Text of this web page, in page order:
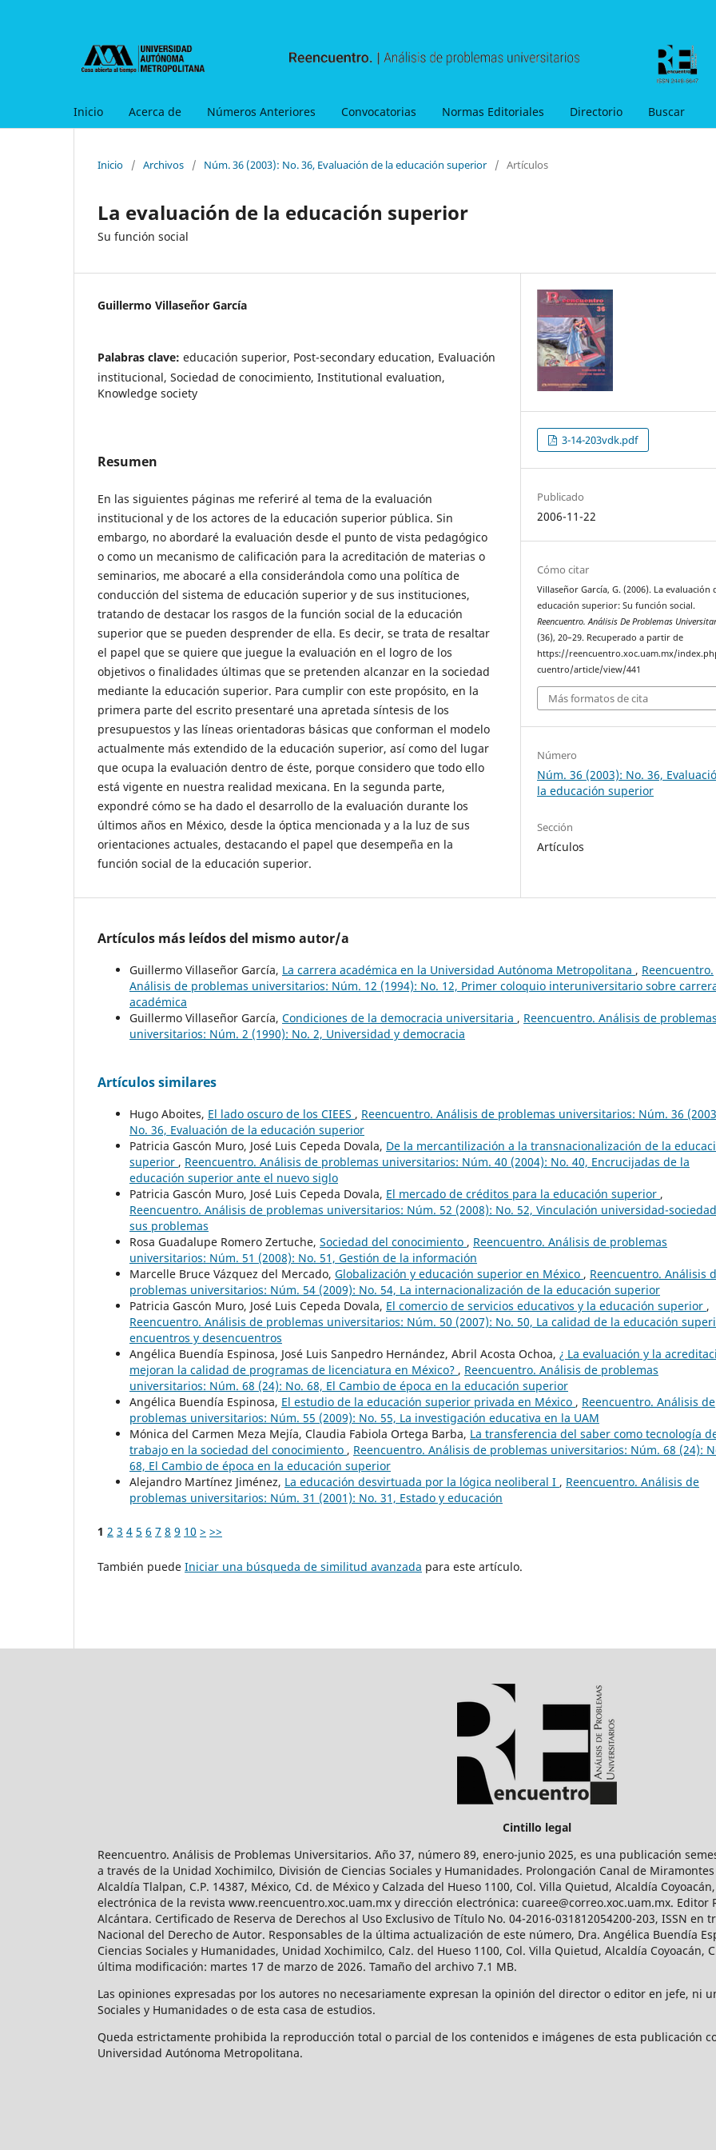
Inicio Acerca de Números Anteriores Convocatorias Normas Editoriales Directorio Buscar
Inicio / Archivos / Núm. 36 (2003): No. 36, Evaluación de la educación superior / Artículos
La evaluación de la educación superior
Su función social
Guillermo Villaseñor García
Palabras clave: educación superior, Post-secondary education, Evaluación
institucional, Sociedad de conocimiento, Institutional evaluation,
Knowledge society
Resumen
En las siguientes páginas me referiré al tema de la evaluación
institucional y de los actores de la educación superior pública. Sin
embargo, no abordaré la evaluación desde el punto de vista pedagógico
o como un mecanismo de calificación para la acreditación de materias o
seminarios, me abocaré a ella considerándola como una política de
conducción del sistema de educación superior y de sus instituciones,
tratando de destacar los rasgos de la función social de la educación
superior que se pueden desprender de ella. Es decir, se trata de resaltar
el papel que se quiere que juegue la evaluación en el logro de los
objetivos o finalidades últimas que se pretenden alcanzar en la sociedad
mediante la educación superior. Para cumplir con este propósito, en la
primera parte del escrito presentaré una apretada síntesis de los
presupuestos y las líneas orientadoras básicas que conforman el modelo
actualmente más extendido de la educación superior, así como del lugar
que ocupa la evaluación dentro de éste, porque considero que todo ello
está vigente en nuestra realidad mexicana. En la segunda parte,
expondré cómo se ha dado el desarrollo de la evaluación durante los
últimos años en México, desde la óptica mencionada y a la luz de sus
orientaciones actuales, destacando el papel que desempeña en la
función social de la educación superior.
3-14-203vdk.pdf
Publicado
2006-11-22
Cómo citar
Villaseñor García, G. (2006). La evaluación
educación superior: Su función social.
Reencuentro. Análisis De Problemas
(36), 20–29. Recuperado a partir de
https://reencuentro.xoc.uam.mx/
cuentro/article/view/441
Más formatos de cita
Número
Núm. 36 (2003): No. 36,
la educación superior
Sección
Artículos
Artículos más leídos del mismo autor/a
Guillermo Villaseñor García, La carrera académica en la Universidad Autónoma Metropolitana , Reencuentro.
Análisis de problemas universitarios: Núm. 12 (1994): No. 12, Primer coloquio interuniversitario sobre
académica
Guillermo Villaseñor García, Condiciones de la democracia universitaria , Reencuentro. Análisis de problemas
universitarios: Núm. 2 (1990): No. 2, Universidad y democracia
Artículos similares
Hugo Aboites, El lado oscuro de los CIEES , Reencuentro. Análisis de problemas universitarios: Núm. 36
No. 36, Evaluación de la educación superior
Patricia Gascón Muro, José Luis Cepeda Dovala, De la mercantilización a la transnacionalización de la
superior , Reencuentro. Análisis de problemas universitarios: Núm. 40 (2004): No. 40, Encrucijadas de la
educación superior ante el nuevo siglo
Patricia Gascón Muro, José Luis Cepeda Dovala, El mercado de créditos para la educación superior ,
Reencuentro. Análisis de problemas universitarios: Núm. 52 (2008): No. 52, Vinculación universidad-
sus problemas
Rosa Guadalupe Romero Zertuche, Sociedad del conocimiento , Reencuentro. Análisis de problemas
universitarios: Núm. 51 (2008): No. 51, Gestión de la información
Marcelle Bruce Vázquez del Mercado, Globalización y educación superior en México , Reencuentro. Análisis
problemas universitarios: Núm. 54 (2009): No. 54, La internacionalización de la educación superior
Patricia Gascón Muro, José Luis Cepeda Dovala, El comercio de servicios educativos y la educación superior ,
Reencuentro. Análisis de problemas universitarios: Núm. 50 (2007): No. 50, La calidad de la educación
encuentros y desencuentros
Angélica Buendía Espinosa, José Luis Sanpedro Hernández, Abril Acosta Ochoa, ¿ La evaluación y la
mejoran la calidad de programas de licenciatura en México? , Reencuentro. Análisis de problemas
universitarios: Núm. 68 (24): No. 68, El Cambio de época en la educación superior
Angélica Buendía Espinosa, El estudio de la educación superior privada en México , Reencuentro. Análisis de
problemas universitarios: Núm. 55 (2009): No. 55, La investigación educativa en la UAM
Mónica del Carmen Meza Mejía, Claudia Fabiola Ortega Barba, La transferencia del saber como tecnología
trabajo en la sociedad del conocimiento , Reencuentro. Análisis de problemas universitarios: Núm. 68 (24):
68, El Cambio de época en la educación superior
Alejandro Martínez Jiménez, La educación desvirtuada por la lógica neoliberal I , Reencuentro. Análisis de
problemas universitarios: Núm. 31 (2001): No. 31, Estado y educación
1 2 3 4 5 6 7 8 9 10 > >>
También puede Iniciar una búsqueda de similitud avanzada para este artículo.
Cintillo legal
Reencuentro. Análisis de Problemas Universitarios. Año 37, número 89, enero-junio 2025, es una publicación
a través de la Unidad Xochimilco, División de Ciencias Sociales y Humanidades. Prolongación Canal de Miramontes
Alcaldía Tlalpan, C.P. 14387, México, Cd. de México y Calzada del Hueso 1100, Col. Villa Quietud, Alcaldía
electrónica de la revista www.reencuentro.xoc.uam.mx y dirección electrónica: cuaree@correo.xoc.uam.mx. Editor
Alcántara. Certificado de Reserva de Derechos al Uso Exclusivo de Título No. 04-2016-031812054200-203, ISSN
Nacional del Derecho de Autor. Responsables de la última actualización de este número, Dra. Angélica Buendía
Ciencias Sociales y Humanidades, Unidad Xochimilco, Calz. del Hueso 1100, Col. Villa Quietud, Alcaldía Coyoacán,
última modificación: martes 17 de marzo de 2026. Tamaño del archivo 7.1 MB.
Las opiniones expresadas por los autores no necesariamente expresan la opinión del director o editor en jefe, ni
Sociales y Humanidades o de esta casa de estudios.
Queda estrictamente prohibida la reproducción total o parcial de los contenidos e imágenes de esta publicación
Universidad Autónoma Metropolitana.